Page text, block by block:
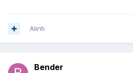
Alıntı
Bender